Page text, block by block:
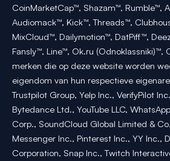
CoinMarketCap™, Shazam™, Rumble™,
Audiomack™, Kick™, Threads™,
MixCloud™, Dailymotion™, DatPiff™,
Fansly™, Line™, Ok.ru (Odnoklassniki)™,
merken die op deze website worden
eigendom van hun respectieve
Trustpilot Group, Yelp Inc., VerifyPilot
Bytedance Ltd., YouTube LLC,
Corp., SoundCloud Global Limited &
Messenger Inc., Pinterest Inc., YY Inc.,
Corporation, Snap Inc., Twitch